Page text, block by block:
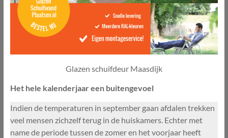
Glazen schuifdeur Maasdijk
Het hele kalenderjaar een buitengevoel
Indien de temperaturen in september gaan afdalen trekken
veel mensen zichzelf terug in de huiskamers. Echter met
name de periode tussen de zomer en het voorjaar heeft